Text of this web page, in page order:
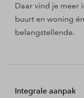
Daar vind je meer
buurt en woning
belangstellende.
Integrale aanpak